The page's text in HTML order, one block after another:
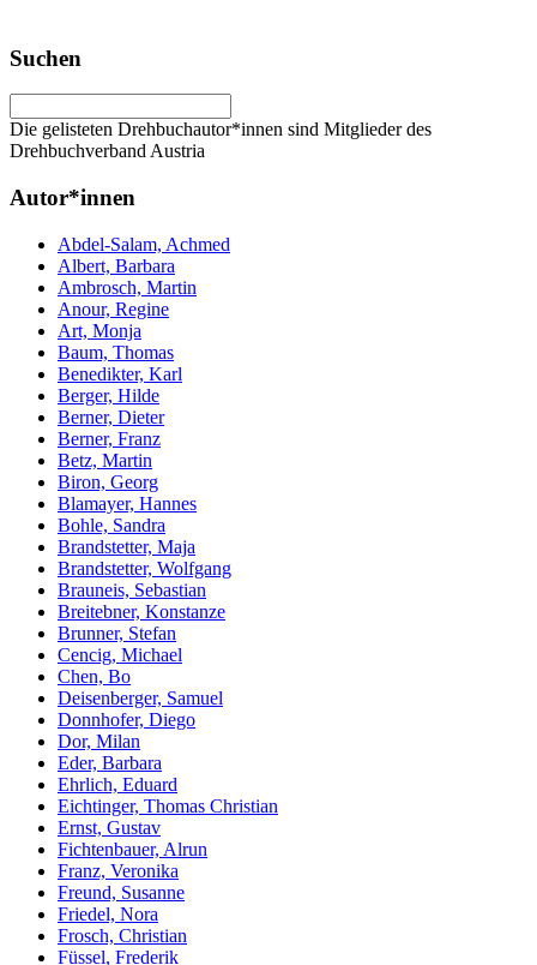
Suchen
Die gelisteten Drehbuchautor*innen sind Mitglieder des
Drehbuchverband Austria
Autor*innen
Abdel-Salam, Achmed
Albert, Barbara
Ambrosch, Martin
Anour, Regine
Art, Monja
Baum, Thomas
Benedikter, Karl
Berger, Hilde
Berner, Dieter
Berner, Franz
Betz, Martin
Biron, Georg
Blamayer, Hannes
Bohle, Sandra
Brandstetter, Maja
Brandstetter, Wolfgang
Brauneis, Sebastian
Breitebner, Konstanze
Brunner, Stefan
Cencig, Michael
Chen, Bo
Deisenberger, Samuel
Donnhofer, Diego
Dor, Milan
Eder, Barbara
Ehrlich, Eduard
Eichtinger, Thomas Christian
Ernst, Gustav
Fichtenbauer, Alrun
Franz, Veronika
Freund, Susanne
Friedel, Nora
Frosch, Christian
Füssel, Frederik